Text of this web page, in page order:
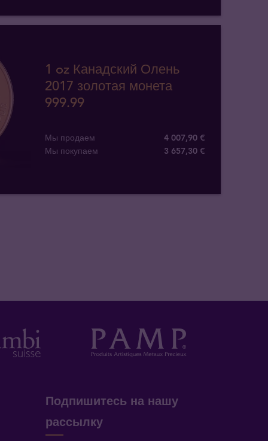
1 oz Канадский Олень
2017 золотая монета
999.99
Мы продаем
4 007,90 €
Мы покупаем
3 657,30 €
Подпишитесь на нашу
рассылку